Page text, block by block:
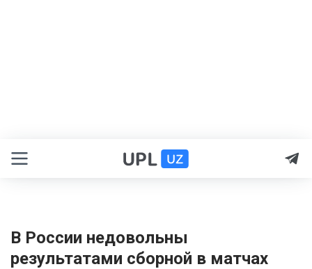
В России недовольны
результатами сборной в матчах